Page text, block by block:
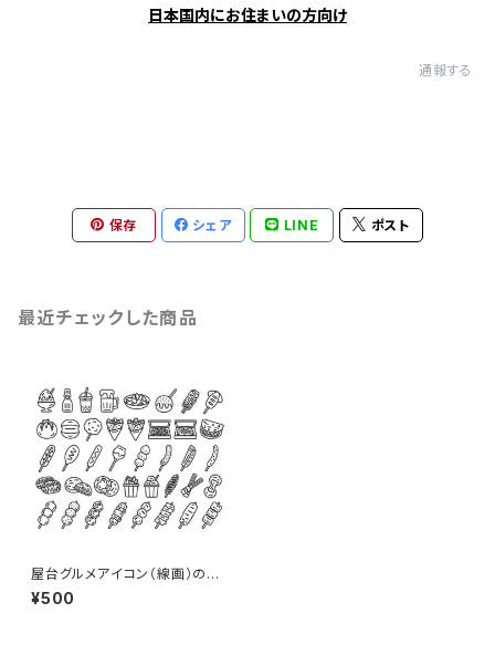
日本国内にお住まいの方向け
通報する
保存 シェア LINE ポスト
最近チェックした商品
屋台グルメアイコン（線画）のイ
ラスト40個セット
¥500